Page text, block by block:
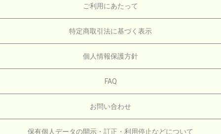
ご利用にあたって
特定商取引法に基づく表示
個人情報保護方針
FAQ
お問い合わせ
保有個人データの開示・訂正・利用停止などについて